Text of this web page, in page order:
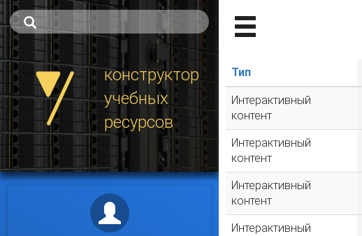
конструктор
учебных
ресурсов
Тип
Интерактивный
контент
Интерактивный
контент
Интерактивный
контент
Интерактивный